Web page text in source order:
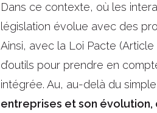
Dans ce contexte, où les
législation évolue avec des
Ainsi, avec la Loi Pacte
d’outils pour prendre en
intégrée. Au, au-delà du
entreprises et son